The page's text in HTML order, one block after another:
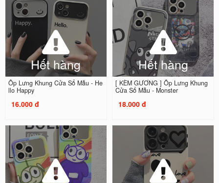
Hết hàng
Ốp Lưng Khung Cửa Sổ Mẫu - He
llo Happy
16.000 đ
Hết hàng
[ KÈM GƯƠNG ] Ốp Lưng Khung
Cửa Sổ Mẫu - Monster
18.000 đ